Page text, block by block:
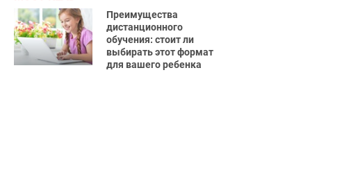
Преимущества
дистанционного
обучения: стоит ли
выбирать этот формат
для вашего ребенка